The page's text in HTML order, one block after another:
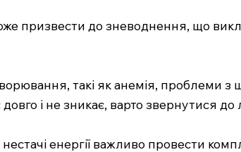
призвести до зневоднення, що
такі як анемія, проблеми
і не зникає, варто звернутися до
енергії важливо провести